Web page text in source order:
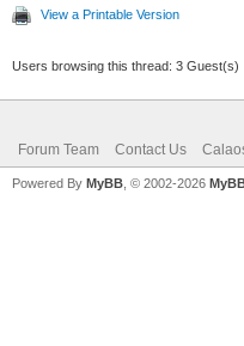
View a Printable Version
Users browsing this thread: 3 Guest(s)
Forum Team Contact Us
Powered By MyBB , © 2002-2026